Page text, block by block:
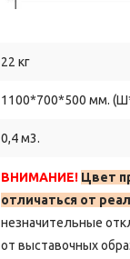
22 кг
1100*700*500 мм.
0,4 м3.
ВНИМАНИЕ! Цвет
отличаться от
незначительные
от выставочных